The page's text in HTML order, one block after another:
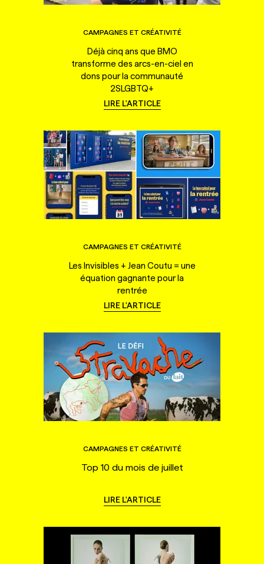
CAMPAGNES ET CRÉATIVITÉ
Déjà cinq ans que BMO
transforme des arcs-en-ciel en
dons pour la communauté
2SLGBTQ+
LIRE L'ARTICLE
CAMPAGNES ET CRÉATIVITÉ
Les Invisibles + Jean Coutu = une
équation gagnante pour la
rentrée
LIRE L'ARTICLE
CAMPAGNES ET CRÉATIVITÉ
Top 10 du mois de juillet
LIRE L'ARTICLE